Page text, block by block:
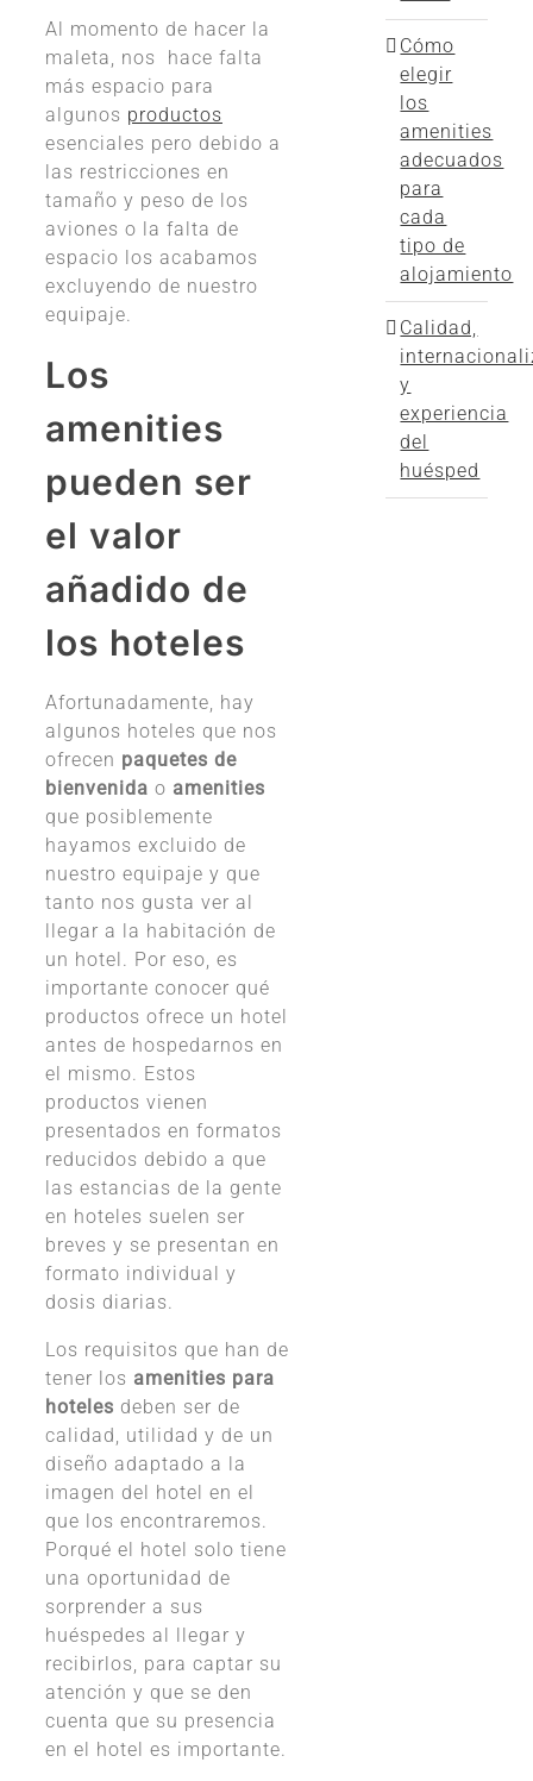
Al momento de hacer la
maleta, nos hace falta
más espacio para
algunos productos
esenciales pero debido a
las restricciones en
tamaño y peso de los
aviones o la falta de
espacio los acabamos
excluyendo de nuestro
equipaje.
Los
amenities
pueden ser
el valor
añadido de
los hoteles
Afortunadamente, hay
algunos hoteles que nos
ofrecen paquetes de
bienvenida o amenities
que posiblemente
hayamos excluido de
nuestro equipaje y que
tanto nos gusta ver al
llegar a la habitación de
un hotel. Por eso, es
importante conocer qué
productos ofrece un hotel
antes de hospedarnos en
el mismo. Estos
productos vienen
presentados en formatos
reducidos debido a que
las estancias de la gente
en hoteles suelen ser
breves y se presentan en
formato individual y
dosis diarias.
Los requisitos que han de
tener los amenities para
hoteles deben ser de
calidad, utilidad y de un
diseño adaptado a la
imagen del hotel en el
que los encontraremos.
Porqué el hotel solo tiene
una oportunidad de
sorprender a sus
huéspedes al llegar y
recibirlos, para captar su
atención y que se den
cuenta que su presencia
en el hotel es importante.
Cómo
elegir
los
amenities
adecuados
para
cada
tipo de
alojamiento
Calidad,
y
experiencia
del
huésped